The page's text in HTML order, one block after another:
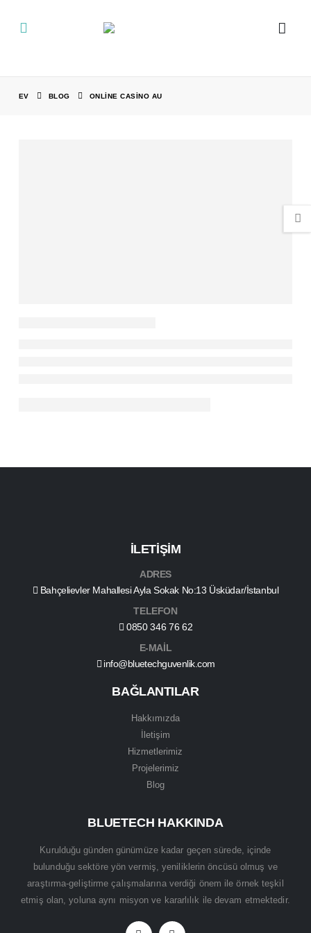
EV BLOG ONLINE CASINO AU
İLETİŞİM
ADRES
Bahçelievler Mahallesi Ayla Sokak No:13 Üsküdar/İstanbul
TELEFON
0850 346 76 62
E-MAİL
info@bluetechguvenlik.com
BAĞLANTILAR
Hakkımızda
İletişim
Hizmetlerimiz
Projelerimiz
Blog
BLUETECH HAKKINDA
Kurulduğu günden günümüze kadar geçen sürede, içinde
bulunduğu sektöre yön vermiş, yeniliklerin öncüsü olmuş ve
araştırma-geliştirme çalışmalarına verdiği önem ile örnek teşkil
etmiş olan, yoluna aynı misyon ve kararlılık ile devam etmektedir.